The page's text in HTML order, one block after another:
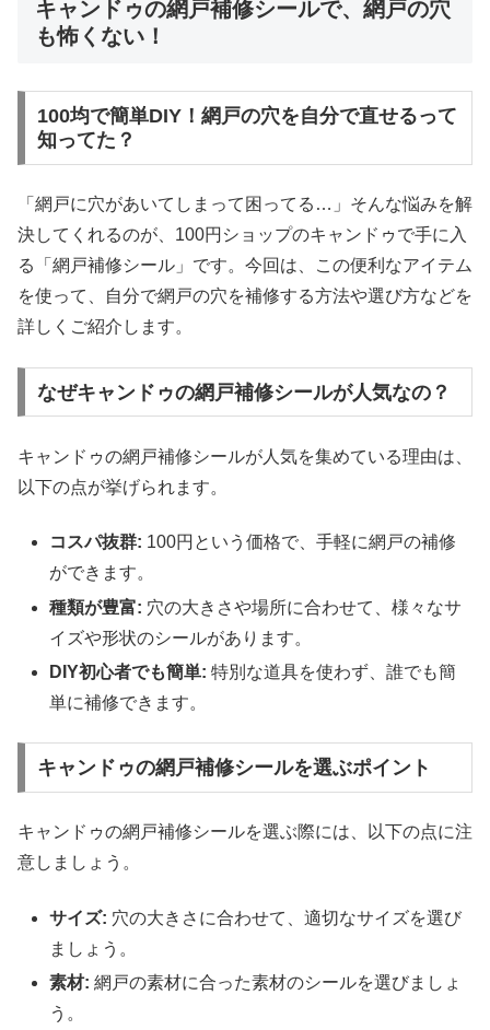
キャンドゥの網戸補修シールで、網戸の穴
も怖くない！
100均で簡単DIY！網戸の穴を自分で直せるって
知ってた？
「網戸に穴があいてしまって困ってる…」そんな悩みを解
決してくれるのが、100円ショップのキャンドゥで手に入
る「網戸補修シール」です。今回は、この便利なアイテム
を使って、自分で網戸の穴を補修する方法や選び方などを
詳しくご紹介します。
なぜキャンドゥの網戸補修シールが人気なの？
キャンドゥの網戸補修シールが人気を集めている理由は、
以下の点が挙げられます。
コスパ抜群: 100円という価格で、手軽に網戸の補修
ができます。
種類が豊富: 穴の大きさや場所に合わせて、様々なサ
イズや形状のシールがあります。
DIY初心者でも簡単: 特別な道具を使わず、誰でも簡
単に補修できます。
キャンドゥの網戸補修シールを選ぶポイント
キャンドゥの網戸補修シールを選ぶ際には、以下の点に注
意しましょう。
サイズ: 穴の大きさに合わせて、適切なサイズを選び
ましょう。
素材: 網戸の素材に合った素材のシールを選びましょ
う。